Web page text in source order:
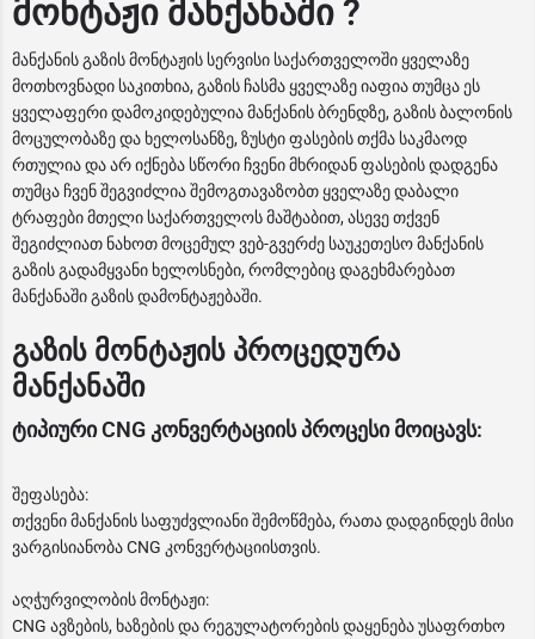
მონტაჟი მანქანაში ?
მანქანის გაზის მონტაჟის სერვისი საქართველოში ყველაზე
მოთხოვნადი საკითხია, გაზის ჩასმა ყველაზე იაფია თუმცა ეს
ყველაფერი დამოკიდებულია მანქანის ბრენდზე, გაზის ბალონის
მოცულობაზე და ხელოსანზე, ზუსტი ფასების თქმა საკმაოდ
რთულია და არ იქნება სწორი ჩვენი მხრიდან ფასების დადგენა
თუმცა ჩვენ შეგვიძლია შემოგთავაზობთ ყველაზე დაბალი
ტრაფები მთელი საქართველოს მაშტაბით, ასევე თქვენ
შეგიძლიათ ნახოთ მოცემულ ვებ-გვერძე საუკეთესო მანქანის
გაზის გადამყვანი ხელოსნები, რომლებიც დაგეხმარებათ
მანქანაში გაზის დამონტაჟებაში.
გაზის მონტაჟის პროცედურა
მანქანაში
ტიპიური CNG კონვერტაციის პროცესი მოიცავს:
შეფასება:
თქვენი მანქანის საფუძვლიანი შემოწმება, რათა დადგინდეს მისი
ვარგისიანობა CNG კონვერტაციისთვის.
აღჭურვილობის მონტაჟი:
CNG ავზების, ხაზების და რეგულატორების დაყენება უსაფრთხო